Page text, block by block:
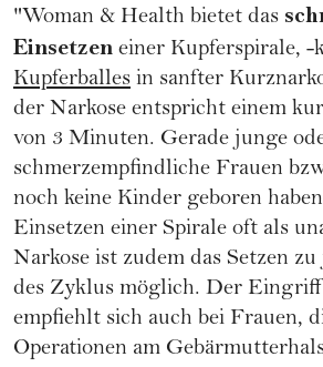
"Woman & Health bietet das
Einsetzen einer Kupferspirale, -
Kupferballes in sanfter
der Narkose entspricht einem
von 3 Minuten. Gerade junge
schmerzempfindliche Frauen
noch keine Kinder geboren
Einsetzen einer Spirale oft als
Narkose ist zudem das Setzen
des Zyklus möglich. Der
empfiehlt sich auch bei Frauen,
Operationen am